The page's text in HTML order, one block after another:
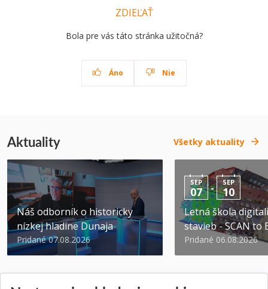
ZDIEĽAŤ
Bola pre vás táto stránka užitočná?
Áno Nie
Aktuality Všetky aktuality
Náš odborník o historicky
nízkej hladine Dunaja
Pridané 07.08.2026
SEP
07 - SEP
10
Letná škola
stavieb - SCAN to
Pridané 06.08.2026